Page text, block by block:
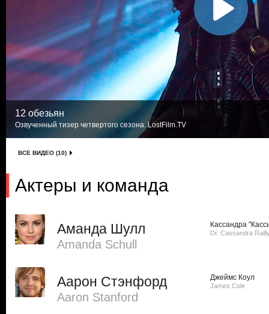
12 обезьян
Озвученный тизер четвертого сезона. LostFilm.TV
ВСЕ ВИДЕО (10)
Актеры и команда
Аманда Шулл
Amanda Schull
Кассандра
Dr. Cassandra
Аарон Стэнфорд
Aaron Stanford
Джеймс Коул
James Cole